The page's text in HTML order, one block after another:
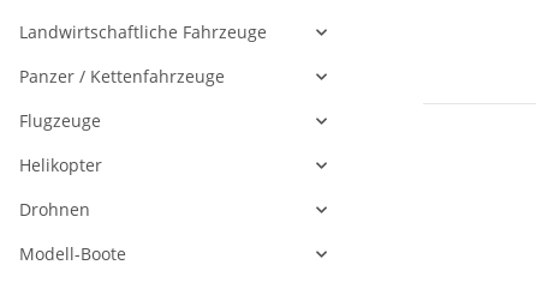
Landwirtschaftliche Fahrzeuge
Panzer / Kettenfahrzeuge
Flugzeuge
Helikopter
Drohnen
Modell-Boote